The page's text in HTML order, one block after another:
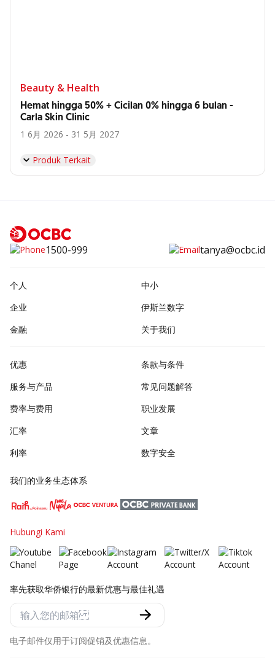
Beauty & Health
Hemat hingga 50% + Cicilan 0% hingga 6 bulan -
Carla Skin Clinic
1 6月 2026 - 31 5月 2027
Produk Terkait
1500-999 tanya@ocbc.id
个人
中小
企业
伊斯兰数字
金融
关于我们
优惠
服务与产品
费率与费用
汇率
利率
条款与条件
常见问题解答
职业发展
文章
数字安全
我们的业务生态体系
Hubungi Kami
率先获取华侨银行的最新优惠与最佳礼遇
电子邮件仅用于订阅促销及优惠信息。